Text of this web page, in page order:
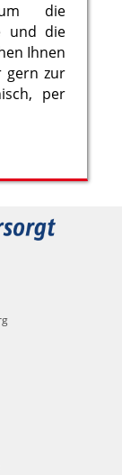
die
und die
Ihnen
gern zur
per